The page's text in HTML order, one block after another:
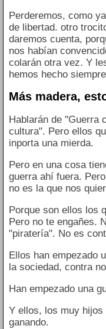
Perderemos, como
de libertad. otro
daremos cuenta,
nos habían
colarán otra vez. Y
hemos hecho
Más madera,
Hablarán de "Guerra
cultura". Pero ellos
inporta una mierda.
Pero en una cosa
guerra ahí fuera.
no es la que nos
Porque son ellos los
Pero no te engañes.
"piratería". No es
Ellos han empezado
la sociedad, contra
Han empezado una
Y ellos, los muy
ganando.